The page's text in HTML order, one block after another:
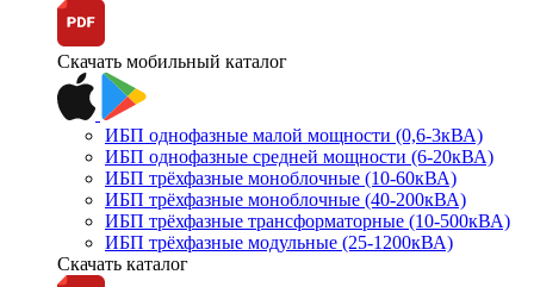
Скачать мобильный каталог
ИБП однофазные малой мощности (0,6-3кВА)
ИБП однофазные средней мощности (6-20кВА)
ИБП трёхфазные моноблочные (10-60кВА)
ИБП трёхфазные моноблочные (40-200кВА)
ИБП трёхфазные трансформаторные (10-500кВА)
ИБП трёхфазные модульные (25-1200кВА)
Скачать каталог